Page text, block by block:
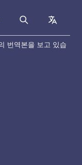
Search
번역본을 보고 있습